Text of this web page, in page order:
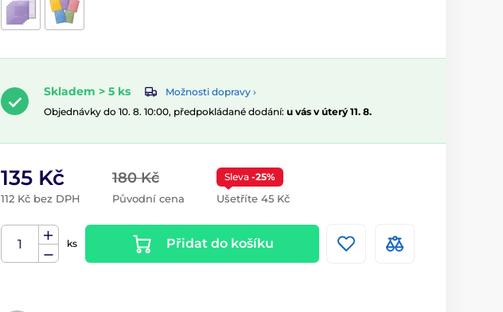
Skladem > 5 ks
Možnosti dopravy ›
Objednávky do 10. 8. 10:00, předpokládané dodání: u vás v úterý 11. 8.
180 Kč
Původní cena
135 Kč
112 Kč bez DPH
Sleva -25%
Ušetříte 45 Kč
ks Přidat do košíku